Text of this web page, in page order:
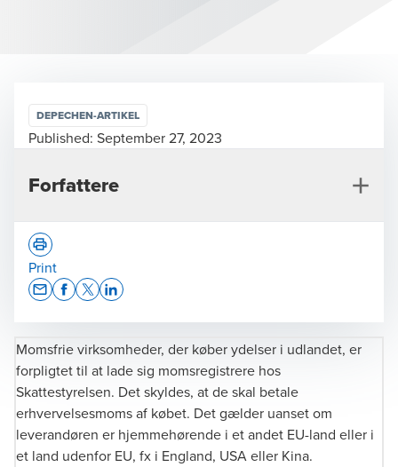
Momsfrie virksomheder, der køber ydelser i udlandet, er
forpligtet til at lade sig momsregistrere hos
Skattestyrelsen. Det skyldes, at de skal betale
erhvervelsesmoms af købet. Det gælder uanset om
leverandøren er hjemmehørende i et andet EU-land eller i
et land udenfor EU, fx i England, USA eller Kina.
DEPECHEN-ARTIKEL
Published: September 27, 2023
Forfattere
Lone Ravnholt Jensen
Director, Indirect Tax
Print